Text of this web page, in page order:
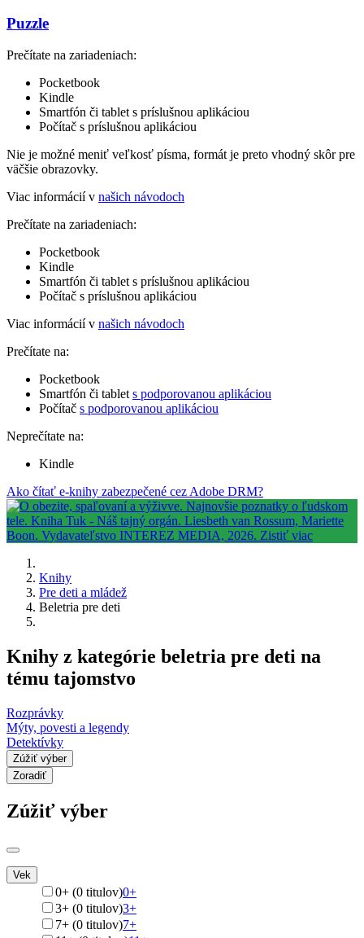
Puzzle
Prečítate na zariadeniach:
Pocketbook
Kindle
Smartfón či tablet s príslušnou aplikáciou
Počítač s príslušnou aplikáciou
Nie je možné meniť veľkosť písma, formát je preto vhodný skôr pre
väčšie obrazovky.
Viac informácií v našich návodoch
Prečítate na zariadeniach:
Pocketbook
Kindle
Smartfón či tablet s príslušnou aplikáciou
Počítač s príslušnou aplikáciou
Viac informácií v našich návodoch
Prečítate na:
Pocketbook
Smartfón či tablet s podporovanou aplikáciou
Počítač s podporovanou aplikáciou
Neprečítate na:
Kindle
Ako čítať e-knihy zabezpečené cez Adobe DRM?
Knihy
Pre deti a mládež
Beletria pre deti
Knihy z kategórie beletria pre deti na
tému tajomstvo
Rozprávky
Mýty, povesti a legendy
Detektívky
Zúžiť výber
Zoradiť
Zúžiť výber
Vek
0+ (0 titulov)0+
3+ (0 titulov)3+
7+ (0 titulov)7+